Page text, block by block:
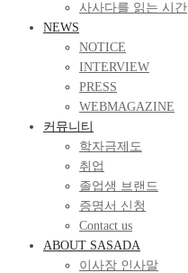
사사다를 읽는 시간
NEWS
NOTICE
INTERVIEW
PRESS
WEBMAGAZINE
커뮤니티
학자금제도
취업
졸업생 브랜드
증명서 신청
Contact us
ABOUT SASADA
이사장 인사말